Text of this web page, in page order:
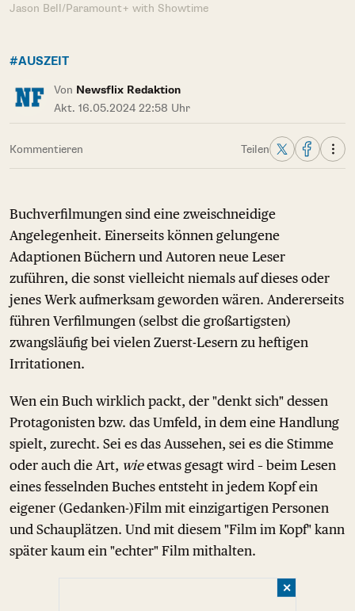
Jason Bell/Paramount+ with Showtime
#AUSZEIT
Von Newsflix Redaktion
Akt. 16.05.2024 22:58 Uhr
Kommentieren Teilen
Buchverfilmungen sind eine zweischneidige
Angelegenheit. Einerseits können gelungene
Adaptionen Büchern und Autoren neue Leser
zuführen, die sonst vielleicht niemals auf dieses oder
jenes Werk aufmerksam geworden wären. Andererseits
führen Verfilmungen (selbst die großartigsten)
zwangsläufig bei vielen Zuerst-Lesern zu heftigen
Irritationen.
Wen ein Buch wirklich packt, der "denkt sich" dessen
Protagonisten bzw. das Umfeld, in dem eine Handlung
spielt, zurecht. Sei es das Aussehen, sei es die Stimme
oder auch die Art, wieetwas gesagt wird – beim Lesen
eines fesselnden Buches entsteht in jedem Kopf ein
eigener (Gedanken-)Film mit einzigartigen Personen
und Schauplätzen. Und mit diesem "Film im Kopf" kann
später kaum ein "echter" Film mithalten.
✕